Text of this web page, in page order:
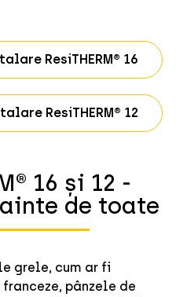
ResiTHERM® 16
ResiTHERM® 12
16 și 12 -
de toate
grele, cum ar fi
pânzele de